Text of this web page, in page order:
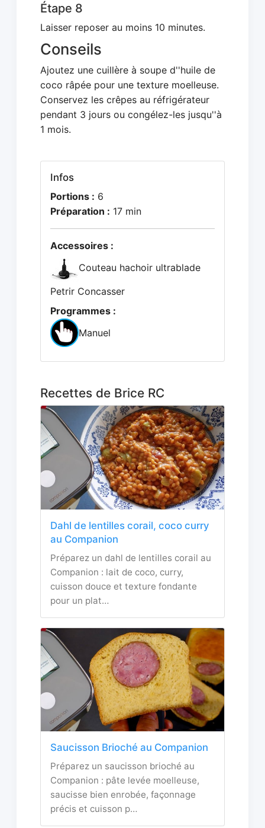
Étape 8
Laisser reposer au moins 10 minutes.
Conseils
Ajoutez une cuillère à soupe d''huile de
coco râpée pour une texture moelleuse.
Conservez les crêpes au réfrigérateur
pendant 3 jours ou congélez-les jusqu''à
1 mois.
Infos
Portions : 6
Préparation : 17 min
Accessoires :
Couteau hachoir ultrablade
Petrir Concasser
Programmes :
Manuel
Recettes de Brice RC
Dahl de lentilles corail, coco curry
au Companion
Préparez un dahl de lentilles corail au
Companion : lait de coco, curry,
cuisson douce et texture fondante
pour un plat…
Saucisson Brioché au Companion
Préparez un saucisson brioché au
Companion : pâte levée moelleuse,
saucisse bien enrobée, façonnage
précis et cuisson p…